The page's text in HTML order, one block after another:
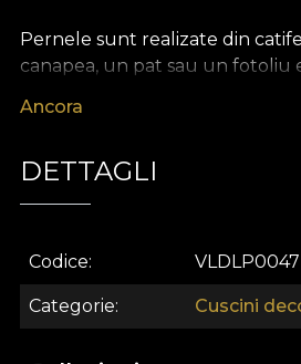
Pernele sunt realizate din
canapea, un pat sau un fotoliu
elegant si armonios.
Casa de design VLAdiLA
Ancora
DETTAGLI
Codice VLDLP0047
Categorie Cuscini